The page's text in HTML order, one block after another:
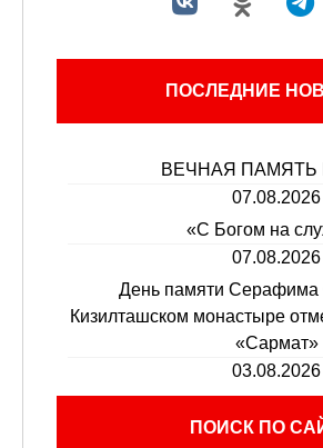
ПОСЛЕДНИЕ
ВЕЧНАЯ ПАМЯТЬ
07.08.2026
«С Богом на
07.08.2026
День памяти Серафима
Кизилташском монастыре
«Сармат»
03.08.2026
ПОИСК ПО